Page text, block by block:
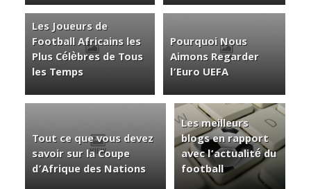
Les Joueurs de
Football Africains les
Plus Célèbres de Tous
les Temps
Pourquoi Nous
Aimons Regarder
l’Euro UEFA
Tout ce que vous devez
savoir sur la Coupe
d’Afrique des Nations
Les meilleurs
blogs en rapport
avec l’actualité du
football